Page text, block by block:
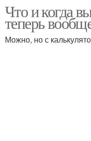
Что и когда
теперь
Можно, но с